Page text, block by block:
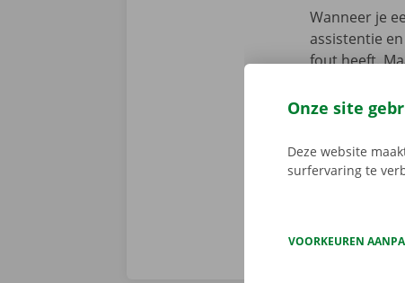
Wanneer je
assistentie
fout heeft.
persoonlijke
Onze site
Deze website
surfervaring te
VOORKEUREN